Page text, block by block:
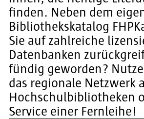
finden. Neben dem
Bibliothekskatalog
Sie auf zahlreiche
Datenbanken
fündig geworden?
das regionale Netzwerk
Hochschulbibliotheken
Service einer Fernleihe!